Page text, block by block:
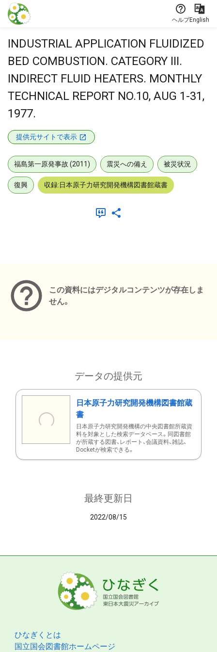
本文に飛ぶ
ヘルプEnglish
INDUSTRIAL APPLICATION FLUIDIZED
BED COMBUSTION. CATEGORY III.
INDIRECT FLUID HEATERS. MONTHLY
TECHNICAL REPORT NO.10, AUG 1-31,
1977.
提供元サイトで表示
福島第一原発事故 (2011) 震災への備え 被災状況
復興 収録:日本原子力研究開発機構図書館蔵書
この資料にはデジタルコンテンツが存在しま
せん。
データの提供元
日本原子力研究開発機構図書館蔵
書
日本原子力研究開発機構の中央図書館所蔵資
料を対象とした検索データベース。同図書館
が所蔵する図書、レポート、会議資料、雑誌、
Docketが検索できる。
最終更新日
2022/08/15
ひなぎくとは
国立国会図書館ホームページ